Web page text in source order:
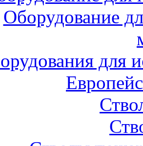
Оборудование
для